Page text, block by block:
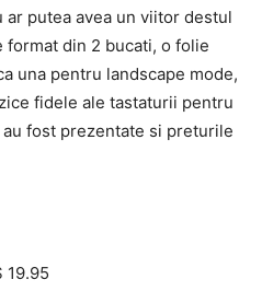
putea avea un viitor destul
din 2 bucati, o folie
una pentru landscape mode,
fidele ale tastaturii pentru
au fost prezentate si preturile
19.95